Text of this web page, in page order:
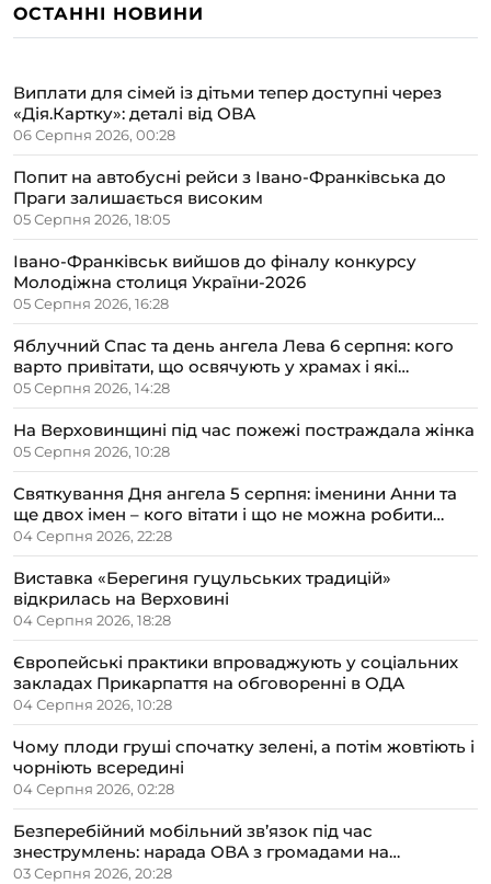
ОСТАННІ НОВИНИ
Виплати для сімей із дітьми тепер доступні через
«Дія.Картку»: деталі від ОВА
06 Серпня 2026, 00:28
Попит на автобусні рейси з Івано-Франківська до
Праги залишається високим
05 Серпня 2026, 18:05
Івано-Франківськ вийшов до фіналу конкурсу
Молодіжна столиця України-2026
05 Серпня 2026, 16:28
Яблучний Спас та день ангела Лева 6 серпня: кого
варто привітати, що освячують у храмах і які
прикмети передбачають осінь
05 Серпня 2026, 14:28
На Верховинщині під час пожежі постраждала жінка
05 Серпня 2026, 10:28
Святкування Дня ангела 5 серпня: іменини Анни та
ще двох імен – кого вітати і що не можна робити
цього дня
04 Серпня 2026, 22:28
Виставка «Берегиня гуцульських традицій»
відкрилась на Верховині
04 Серпня 2026, 18:28
Європейські практики впроваджують у соціальних
закладах Прикарпаття на обговоренні в ОДА
04 Серпня 2026, 10:28
Чому плоди груші спочатку зелені, а потім жовтіють і
чорніють всередині
04 Серпня 2026, 02:28
Безперебійний мобільний зв’язок під час
знеструмлень: нарада ОВА з громадами на
Прикарпатті
03 Серпня 2026, 20:28